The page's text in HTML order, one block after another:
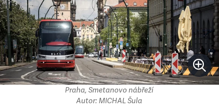
Praha, Smetanovo nábřeží
Autor: MICHAL Šula